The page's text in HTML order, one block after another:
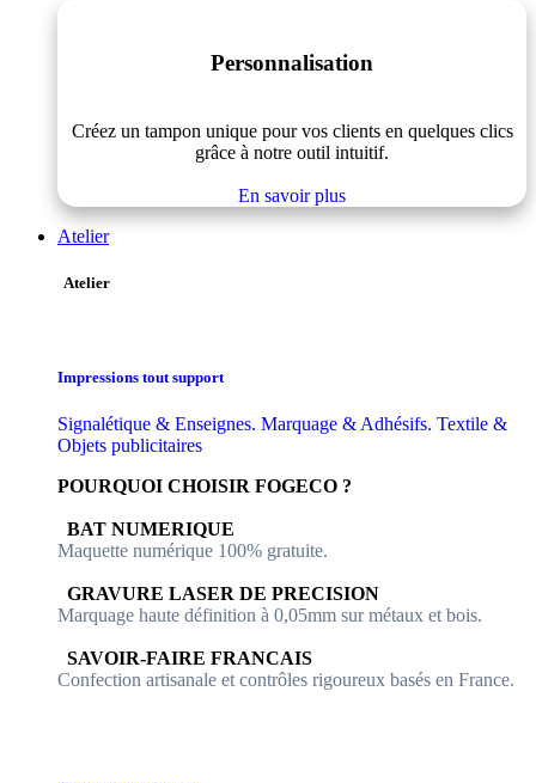
Personnalisation
Créez un tampon unique pour vos clients en quelques clics
grâce à notre outil intuitif.
En savoir plus
Atelier
Atelier
Impressions tout support
Signalétique & Enseignes. Marquage & Adhésifs. Textile &
Objets publicitaires
POURQUOI CHOISIR FOGECO ?
​​ BAT NUMERIQUE
Maquette numérique 100% ​gratuite.
​GRAVURE LASER DE PRECISION
Marquage haute définition à 0,05mm sur métaux et bois.
​SAVOIR-FAIRE FRANCAIS
Confection artisanale et contrôles ​rigoureux basés en France.